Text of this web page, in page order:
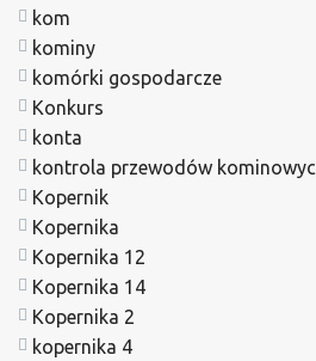
kom
kominy
komórki gospodarcze
Konkurs
konta
kontrola przewodów
Kopernik
Kopernika
Kopernika 12
Kopernika 14
Kopernika 2
kopernika 4